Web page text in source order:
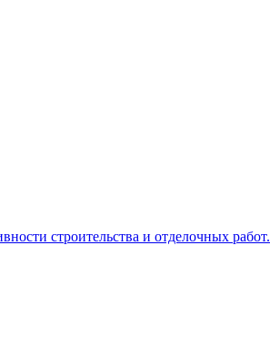
строительства и отделочных работ.